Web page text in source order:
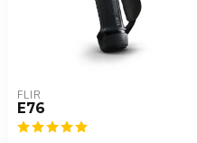
FLIR
E76